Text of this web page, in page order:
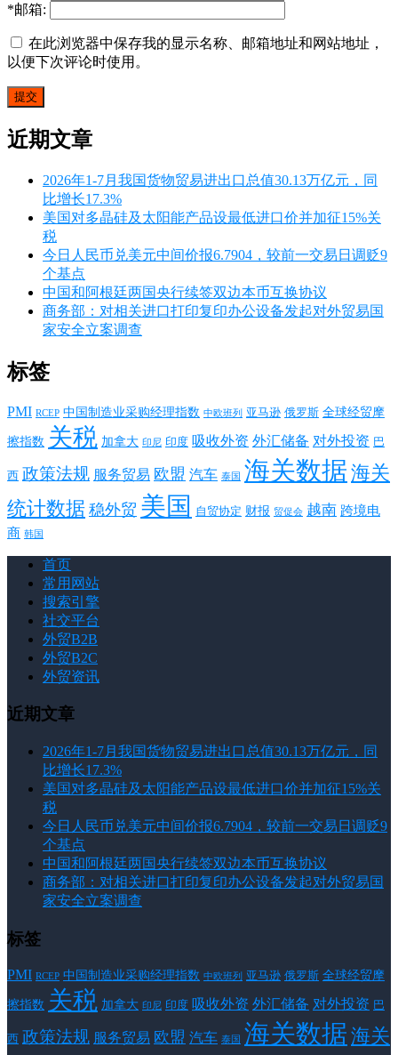
*邮箱:
在此浏览器中保存我的显示名称、邮箱地址和网站地址，
以便下次评论时使用。
近期文章
2026年1-7月我国货物贸易进出口总值30.13万亿元，同
比增长17.3%
美国对多晶硅及太阳能产品设最低进口价并加征15%关
税
今日人民币兑美元中间价报6.7904，较前一交易日调贬9
个基点
中国和阿根廷两国央行续签双边本币互换协议
商务部：对相关进口打印复印办公设备发起对外贸易国
家安全立案调查
标签
PMI RCEP 中国制造业采购经理指数 中欧班列 亚马逊 俄罗斯 全球经贸摩
擦指数 关税 加拿大 印尼 印度 吸收外资 外汇储备 对外投资 巴
西 政策法规 服务贸易 欧盟 汽车 泰国 海关数据 海关
统计数据 稳外贸 美国 自贸协定 财报 贸促会 越南 跨境电
商 韩国
首页
常用网站
搜索引擎
社交平台
外贸B2B
外贸B2C
外贸资讯
近期文章
2026年1-7月我国货物贸易进出口总值30.13万亿元，同
比增长17.3%
美国对多晶硅及太阳能产品设最低进口价并加征15%关
税
今日人民币兑美元中间价报6.7904，较前一交易日调贬9
个基点
中国和阿根廷两国央行续签双边本币互换协议
商务部：对相关进口打印复印办公设备发起对外贸易国
家安全立案调查
标签
PMI RCEP 中国制造业采购经理指数 中欧班列 亚马逊 俄罗斯 全球经贸摩
擦指数 关税 加拿大 印尼 印度 吸收外资 外汇储备 对外投资 巴
西 政策法规 服务贸易 欧盟 汽车 泰国 海关数据 海关